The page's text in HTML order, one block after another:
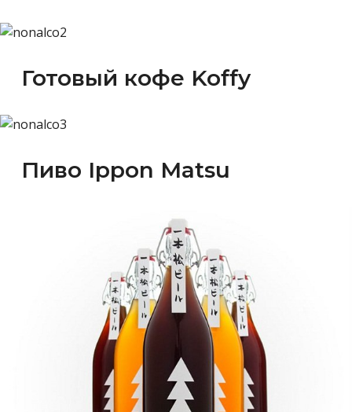
Готовый кофе Koffy
Пиво Ippon Matsu